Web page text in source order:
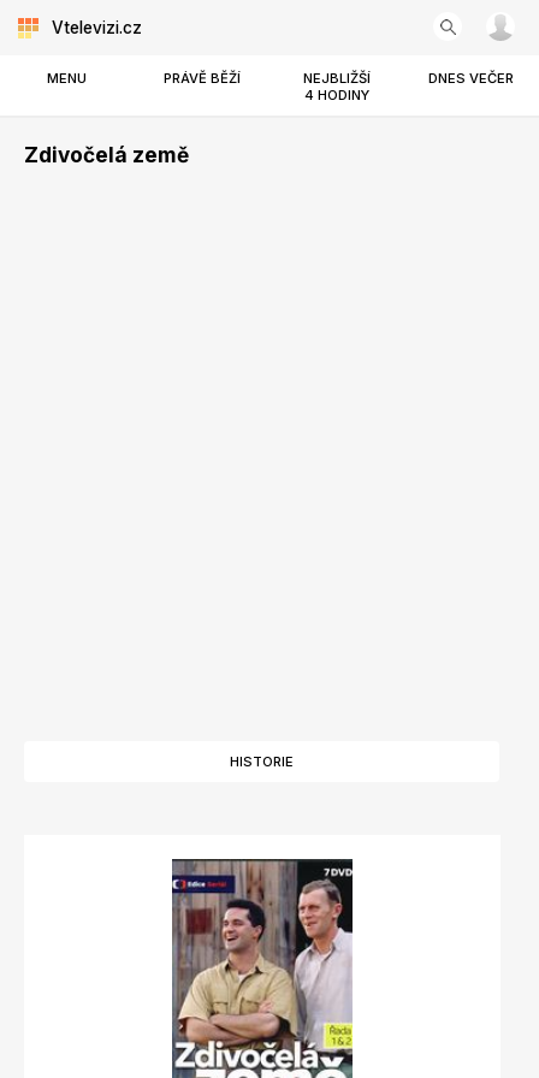
Vtelevizi.cz
MENU PRÁVĚ BĚŽÍ
NEJBLIŽŠÍ
4 HODINY
DNES VEČER
Zdivočelá země
HISTORIE